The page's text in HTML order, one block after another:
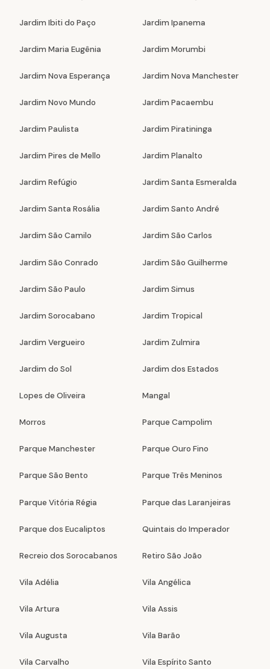
Jardim Ibiti do Paço Jardim Ipanema
Jardim Maria Eugênia Jardim Morumbi
Jardim Nova Esperança Jardim Nova Manchester
Jardim Novo Mundo Jardim Pacaembu
Jardim Paulista Jardim Piratininga
Jardim Pires de Mello Jardim Planalto
Jardim Refúgio Jardim Santa Esmeralda
Jardim Santa Rosália Jardim Santo André
Jardim São Camilo Jardim São Carlos
Jardim São Conrado Jardim São Guilherme
Jardim São Paulo Jardim Simus
Jardim Sorocabano Jardim Tropical
Jardim Vergueiro Jardim Zulmira
Jardim do Sol Jardim dos Estados
Lopes de Oliveira Mangal
Morros Parque Campolim
Parque Manchester Parque Ouro Fino
Parque São Bento Parque Três Meninos
Parque Vitória Régia Parque das Laranjeiras
Parque dos Eucaliptos Quintais do Imperador
Recreio dos Sorocabanos Retiro São João
Vila Adélia Vila Angélica
Vila Artura Vila Assis
Vila Augusta Vila Barão
Vila Carvalho Vila Espírito Santo